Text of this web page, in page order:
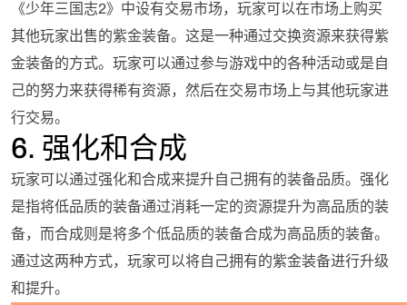
《少年三国志2》中设有交易市场，玩家可以在市场上购买
其他玩家出售的紫金装备。这是一种通过交换资源来获得紫
金装备的方式。玩家可以通过参与游戏中的各种活动或是自
己的努力来获得稀有资源，然后在交易市场上与其他玩家进
行交易。
6. 强化和合成
玩家可以通过强化和合成来提升自己拥有的装备品质。强化
是指将低品质的装备通过消耗一定的资源提升为高品质的装
备，而合成则是将多个低品质的装备合成为高品质的装备。
通过这两种方式，玩家可以将自己拥有的紫金装备进行升级
和提升。